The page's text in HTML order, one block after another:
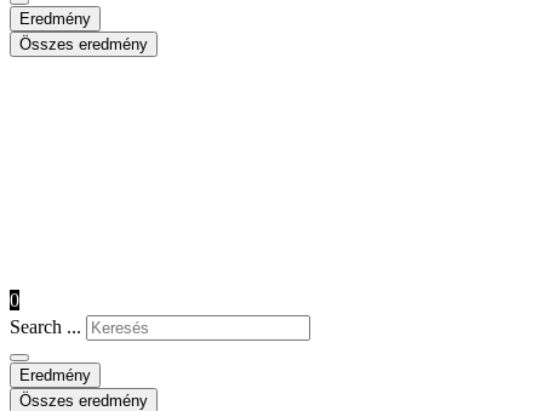
Eredmény
Összes eredmény
0
Search ...
Eredmény
Összes eredmény